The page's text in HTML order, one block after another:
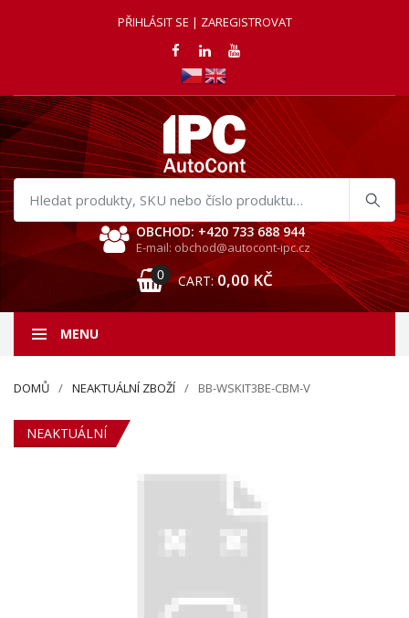
PŘIHLÁSIT SE | ZAREGISTROVAT
Hledat
produkty
OBCHOD: +420 733 688 944
E-mail: obchod@autocont-ipc.cz
0 CART: 0,00 KČ
MENU
DOMŮ NEAKTUÁLNÍ ZBOŽÍ BB-WSKIT3BE-CBM-V
NEAKTUÁLNÍ